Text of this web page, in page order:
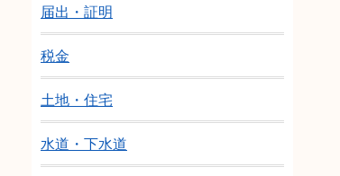
届出・証明
税金
土地・住宅
水道・下水道